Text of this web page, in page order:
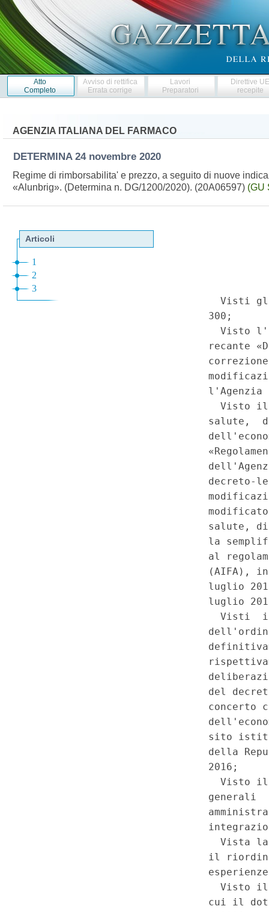
Atto
Completo
Avviso di rettifica
Errata corrige
Lavori
Preparatori
Direttive
recepite
AGENZIA ITALIANA DEL FARMACO
DETERMINA 24 novembre 2020
Regime di rimborsabilita' e prezzo, a seguito di nuove
«Alunbrig». (Determina n. DG/1200/2020). (20A06597) (GU